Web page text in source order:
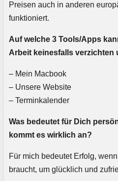
Preisen auch in anderen
funktioniert.
Auf welche 3 Tools/Apps
Arbeit keinesfalls verzichten
– Mein Macbook
– Unsere Website
– Terminkalender
Was bedeutet für Dich
kommt es wirklich an?
Für mich bedeutet Erfolg,
braucht, um glücklich und